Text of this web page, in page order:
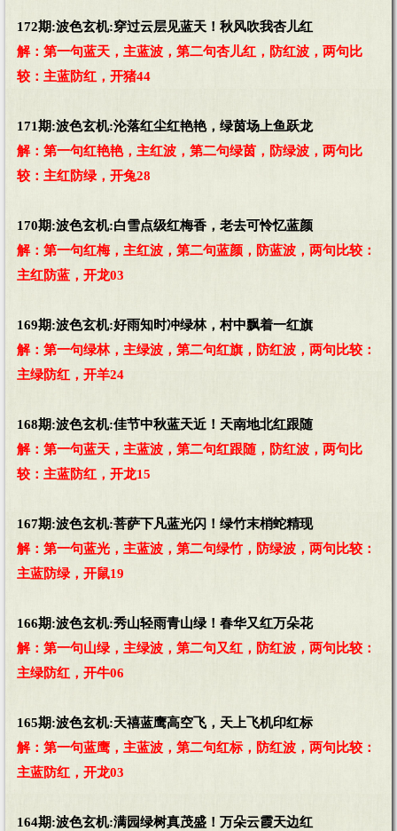
172期:波色玄机:穿过云层见蓝天！秋风吹我杏儿红
解：第一句蓝天，主蓝波，第二句杏儿红，防红波，两句比
较：主蓝防红，开猪44
171期:波色玄机:沦落红尘红艳艳，绿茵场上鱼跃龙
解：第一句红艳艳，主红波，第二句绿茵，防绿波，两句比
较：主红防绿，开兔28
170期:波色玄机:白雪点级红梅香，老去可怜忆蓝颜
解：第一句红梅，主红波，第二句蓝颜，防蓝波，两句比较：
主红防蓝，开龙03
169期:波色玄机:好雨知时冲绿林，村中飘着一红旗
解：第一句绿林，主绿波，第二句红旗，防红波，两句比较：
主绿防红，开羊24
168期:波色玄机:佳节中秋蓝天近！天南地北红跟随
解：第一句蓝天，主蓝波，第二句红跟随，防红波，两句比
较：主蓝防红，开龙15
167期:波色玄机:菩萨下凡蓝光闪！绿竹末梢蛇精现
解：第一句蓝光，主蓝波，第二句绿竹，防绿波，两句比较：
主蓝防绿，开鼠19
166期:波色玄机:秀山轻雨青山绿！春华又红万朵花
解：第一句山绿，主绿波，第二句又红，防红波，两句比较：
主绿防红，开牛06
165期:波色玄机:天禧蓝鹰高空飞，天上飞机印红标
解：第一句蓝鹰，主蓝波，第二句红标，防红波，两句比较：
主蓝防红，开龙03
164期:波色玄机:满园绿树真茂盛！万朵云霞天边红